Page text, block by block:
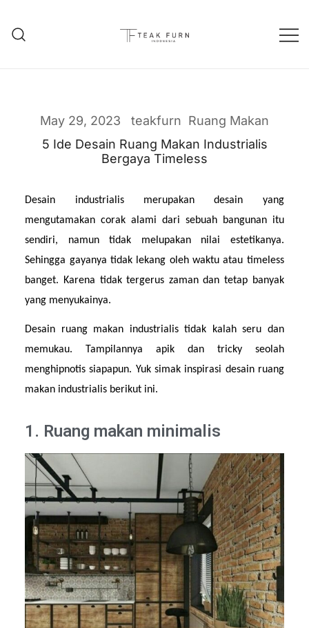
May 29, 2023 teakfurn Ruang Makan
5 Ide Desain Ruang Makan Industrialis
Bergaya Timeless
Desain industrialis merupakan desain yang
mengutamakan corak alami dari sebuah bangunan itu
sendiri, namun tidak melupakan nilai estetikanya.
Sehingga gayanya tidak lekang oleh waktu atau timeless
banget. Karena tidak tergerus zaman dan tetap banyak
yang menyukainya.
Desain ruang makan industrialis tidak kalah seru dan
memukau. Tampilannya apik dan tricky seolah
menghipnotis siapapun. Yuk simak inspirasi desain ruang
makan industrialis berikut ini.
1. Ruang makan minimalis